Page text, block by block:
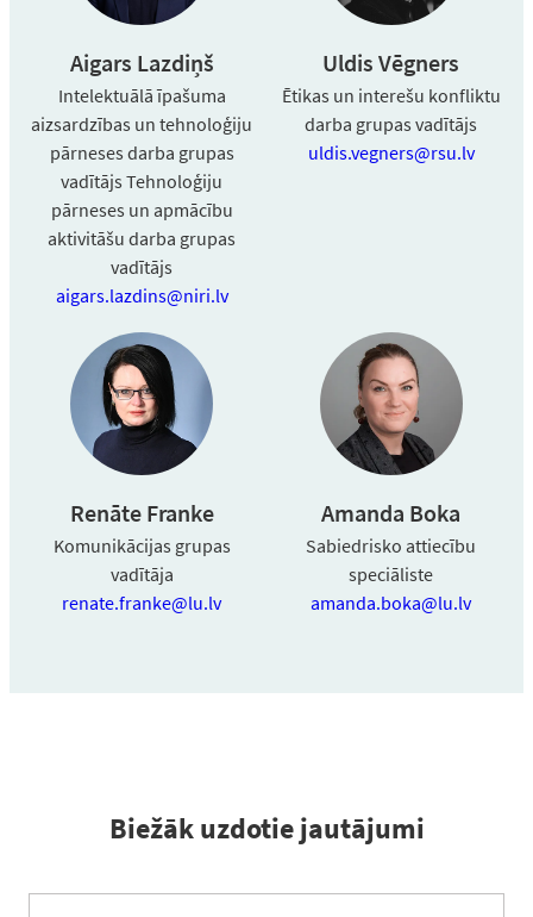
Aigars Lazdiņš
Intelektuālā īpašuma
aizsardzības un tehnoloģiju
pārneses darba grupas
vadītājs Tehnoloģiju
pārneses un apmācību
aktivitāšu darba grupas
vadītājs
aigars.lazdins@niri.lv
Uldis Vēgners
Ētikas un interešu konfliktu
darba grupas vadītājs
uldis.vegners@rsu.lv​
Renāte Franke
Komunikācijas grupas
vadītāja
renate.franke@lu.lv
Amanda Boka
Sabiedrisko attiecību
speciāliste
amanda.boka@lu.lv
Biežāk uzdotie jautājumi